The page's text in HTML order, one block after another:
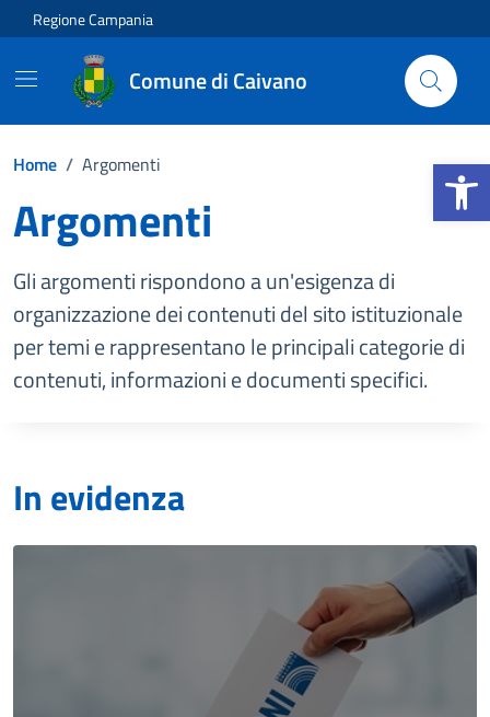
Apri la
Vai ai contenuti
Vai al footer
Regione Campania
Comune di Caivano
Home / Argomenti
Argomenti
Gli argomenti rispondono a un'esigenza di
organizzazione dei contenuti del sito istituzionale
per temi e rappresentano le principali categorie di
contenuti, informazioni e documenti specifici.
In evidenza